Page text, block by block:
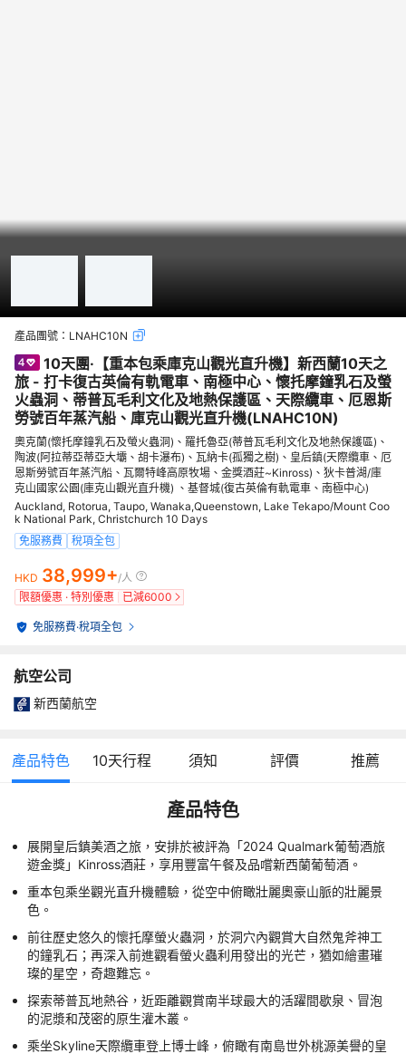
產品團號： LNAHC10N
10天團·【重本包乘庫克山觀光直升機】新西蘭10天之
旅 - 打卡復古英倫有軌電車、南極中心、懷托摩鐘乳石及螢
火蟲洞、蒂普瓦毛利文化及地熱保護區、天際纜車、厄恩斯
勞號百年蒸汽船、庫克山觀光直升機(LNAHC10N)
奧克蘭(懷托摩鐘乳石及螢火蟲洞)、羅托魯亞(蒂普瓦毛利文化及地熱保護區)、
陶波(阿拉蒂亞蒂亞大壩、胡卡瀑布)、瓦納卡(孤獨之樹)、皇后鎮(天際纜車、厄
恩斯勞號百年蒸汽船、瓦爾特峰高原牧場、金獎酒莊~Kinross)、狄卡普湖/庫
克山國家公園(庫克山觀光直升機) 、基督城(復古英倫有軌電車、南極中心)
Auckland, Rotorua, Taupo, Wanaka,Queenstown, Lake Tekapo/Mount Coo
k National Park, Christchurch 10 Days
免服務費
稅項全包
HKD 38,999+/人
限額優惠 · 特別優惠
已減6000
免服務費·稅項全包
航空公司
新西蘭航空
產品特色 10天行程 須知 評價 推薦
產品特色
展開皇后鎮美酒之旅，安排於被評為「2024 Qualmark葡萄酒旅
遊金獎」Kinross酒莊，享用豐富午餐及品嚐新西蘭葡萄酒。
重本包乘坐觀光直升機體驗，從空中俯瞰壯麗奧豪山脈的壯麗景
色。
前往歷史悠久的懷托摩螢火蟲洞，於洞穴內觀賞大自然鬼斧神工
的鐘乳石；再深入前進觀看螢火蟲利用發出的光芒，猶如繪畫璀
璨的星空，奇趣難忘。
探索蒂普瓦地熱谷，近距離觀賞南半球最大的活躍間歇泉、冒泡
的泥漿和茂密的原生灌木叢。
乘坐Skyline天際纜車登上博士峰，俯瞰有南島世外桃源美譽的皇